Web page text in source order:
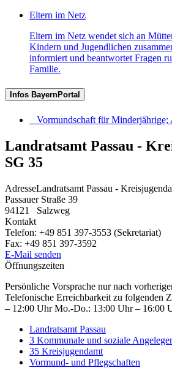
Eltern im Netz
Eltern im Netz wendet sich an
Kindern und Jugendlichen
informiert und beantwortet Fragen
Familie.
Infos BayernPortal
Vormundschaft für Minderjährige;
Landratsamt Passau -
SG 35
AdresseLandratsamt Passau -
Passauer Straße 39
94121
Salzweg
Kontakt
Telefon: +49 851 397-3553 (Sekretariat)
Fax: +49 851 397-3592
E-Mail senden
Öffnungszeiten
Persönliche Vorsprache nur nach
Telefonische Erreichbarkeit zu folgenden
– 12:00 Uhr Mo.-Do.: 13:00 Uhr – 16:00
Landratsamt Passau
3 Kommunale und soziale
35 Kreisjugendamt
Vormund- und Pflegschaften